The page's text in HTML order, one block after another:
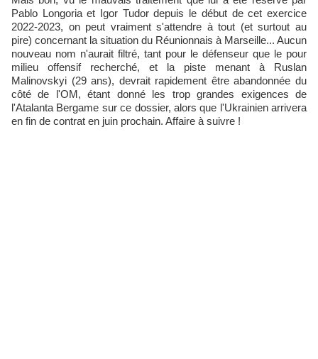
Pablo Longoria et Igor Tudor depuis le début de cet exercice
2022-2023, on peut vraiment s'attendre à tout (et surtout au
pire) concernant la situation du Réunionnais à Marseille... Aucun
nouveau nom n'aurait filtré, tant pour le défenseur que le pour
milieu offensif recherché, et la piste menant à Ruslan
Malinovskyi (29 ans), devrait rapidement être abandonnée du
côté de l'OM, étant donné les trop grandes exigences de
l'Atalanta Bergame sur ce dossier, alors que l'Ukrainien arrivera
en fin de contrat en juin prochain. Affaire à suivre !